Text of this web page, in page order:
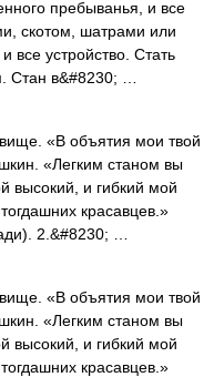
пребыванья, и все
скотом, шатрами или
все устройство. Стать
Стан в&#8230; …
«В объятия мои твой
«Легким станом вы
высокий, и гибкий мой
красавцев.»
2.&#8230; …
«В объятия мои твой
«Легким станом вы
высокий, и гибкий мой
красавцев.»